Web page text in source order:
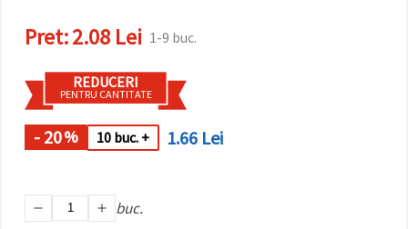
"acceptati
indicați
preferințele
în setări
selectând
un tip de
cookie -uri
pe butonul
"Salvați"
Pret:2.08 Lei 1-9 buc.
REDUCERI
PENTRU CANTITATE
- 20% 10 buc. + 1.66 Lei
buc.